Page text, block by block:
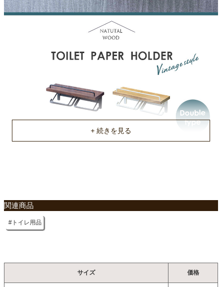
関連商品
トイレ用品
サイズ 価格